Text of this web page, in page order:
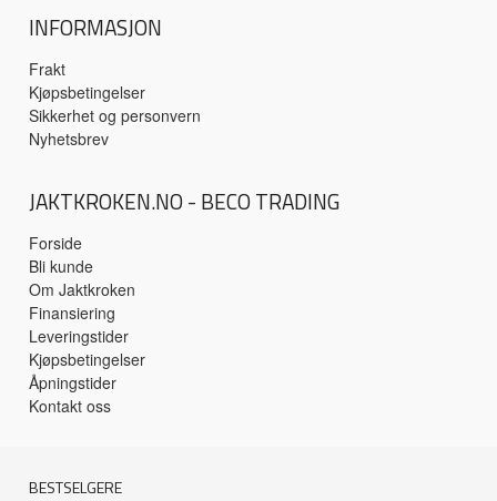
INFORMASJON
Frakt
Kjøpsbetingelser
Sikkerhet og personvern
Nyhetsbrev
JAKTKROKEN.NO - BECO TRADING
Forside
Bli kunde
Om Jaktkroken
Finansiering
Leveringstider
Kjøpsbetingelser
Åpningstider
Kontakt oss
BESTSELGERE